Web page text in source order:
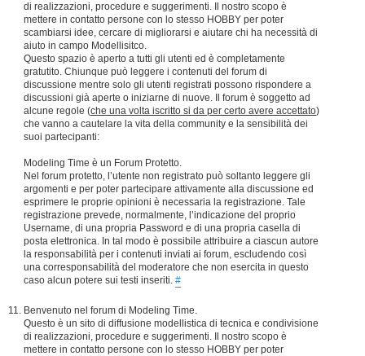
di realizzazioni, procedure e suggerimenti. Il nostro scopo è
mettere in contatto persone con lo stesso HOBBY per poter
scambiarsi idee, cercare di migliorarsi e aiutare chi ha necessità di
aiuto in campo Modellisitco.
Questo spazio è aperto a tutti gli utenti ed è completamente
gratutito. Chiunque può leggere i contenuti del forum di
discussione mentre solo gli utenti registrati possono rispondere a
discussioni già aperte o iniziarne di nuove. Il forum è soggetto ad
alcune regole (che una volta iscritto si da per certo avere accettato)
che vanno a cautelare la vita della community e la sensibilità dei
suoi partecipanti:
Modeling Time è un Forum Protetto.
Nel forum protetto, l’utente non registrato può soltanto leggere gli
argomenti e per poter partecipare attivamente alla discussione ed
esprimere le proprie opinioni è necessaria la registrazione. Tale
registrazione prevede, normalmente, l’indicazione del proprio
Username, di una propria Password e di una propria casella di
posta elettronica. In tal modo è possibile attribuire a ciascun autore
la responsabilità per i contenuti inviati ai forum, escludendo così
una corresponsabilità del moderatore che non esercita in questo
caso alcun potere sui testi inseriti. #
Benvenuto nel forum di Modeling Time.
Questo è un sito di diffusione modellistica di tecnica e condivisione
di realizzazioni, procedure e suggerimenti. Il nostro scopo è
mettere in contatto persone con lo stesso HOBBY per poter